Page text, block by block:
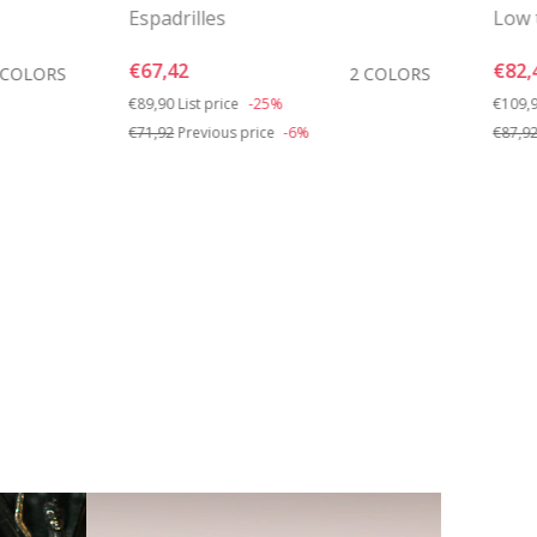
Espadrilles
€67,42
2 COLORS
Price reduced from
€89,90 to
List price -25%
€71,92Previous price -6%
Price